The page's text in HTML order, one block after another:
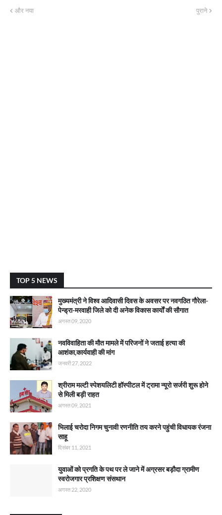
और नया पुराने
TOP 5 NEWS
मुख्यमंत्री ने विश्व आदिवासी दिवस के अवसर पर नवगठित गौरेला-
पेन्ड्रा-मरवाही जिले को दी अनेक विकास कार्याें की सौगात
अगस्त 09, 2020
नवविवाहिता की मौत मामले में परिजनों ने जताई हत्या की
आशंका,कार्यवाही की मांग
जनवरी 27, 2022
श्रीराम मल्टी स्पेशयलिटी हॉस्पीटल में ट्रामा न्यूरो सर्जरी शुरू होने
से मिली बड़ी राहत
अगस्त 09, 2021
भिलाई चरोदा निगम चुनावी रणनीति तय करने पहुंची विधायक रंजना
साहू
दिसंबर 11, 2021
युवाओं को प्रगति के पथ पर ले जाने में अग्रसर बड़ौदा ग्रामीण
स्वरोजगार प्रशिक्षण संसथान
अगस्त 22, 2020